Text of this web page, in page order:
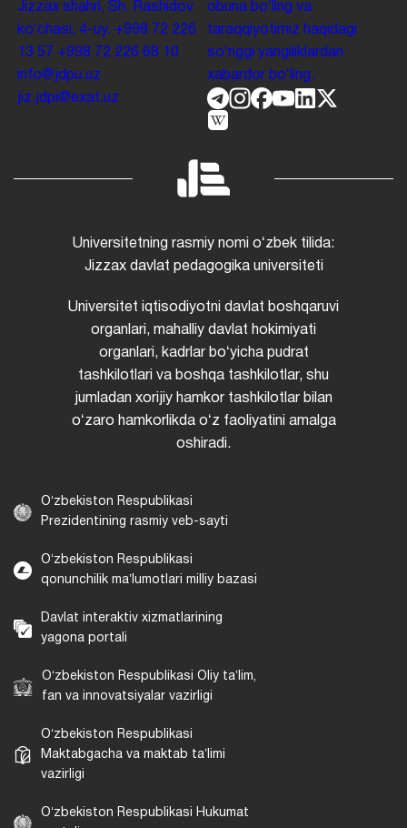
Jizzax shahri, Sh. Rashidov
koʻchasi, 4-uy. +998 72 226
13 57 +998 72 226 68 10
info@jdpu.uz
jiz.jdpi@exat.uz
obuna boʻling va
taraqqiyotimiz haqidagi
soʻnggi yangiliklardan
xabardor boʻling.
Universitetning rasmiy nomi oʻzbek tilida:
Jizzax davlat pedagogika universiteti
Universitet iqtisodiyotni davlat boshqaruvi
organlari, mahalliy davlat hokimiyati
organlari, kadrlar boʻyicha pudrat
tashkilotlari va boshqa tashkilotlar, shu
jumladan xorijiy hamkor tashkilotlar bilan
oʻzaro hamkorlikda oʻz faoliyatini amalga
oshiradi.
Oʻzbekiston Respublikasi
Prezidentining rasmiy veb-sayti
Oʻzbekiston Respublikasi
qonunchilik maʼlumotlari milliy bazasi
Davlat interaktiv xizmatlarining
yagona portali
Oʻzbekiston Respublikasi Oliy taʼlim,
fan va innovatsiyalar vazirligi
Oʻzbekiston Respublikasi
Maktabgacha va maktab taʼlimi
vazirligi
Oʻzbekiston Respublikasi Hukumat